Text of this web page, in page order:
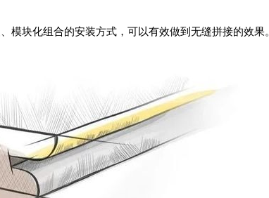
块化组合的安装方式，可以有效做到无缝拼接的效果。